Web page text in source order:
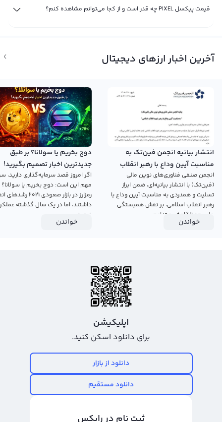
قیمت پیکسل PIXEL چه قدر است و از کجا می‌توانم مشاهده کنم؟
آخرین اخبار ارزهای دیجیتال
انتشار بیانیه انجمن فین‌تک به
مناسبت آیین وداع با رهبر انقلاب
اسلامی
انجمن صنفی فناوری‌های نوین مالی
(فین‌تک) با انتشار بیانیه‌ای، ضمن ابراز
تسلیت و همدردی به مناسبت آیین وداع با
رهبر انقلاب اسلامی، بر نقش همبستگی
ملی، حفظ آرامش و تداوم...
خواندن
دوج بخریم یا سولانا؟ بر طبق
جدیدترین اخبار تصمیم بگیرید!
اگر امروز قصد سرمایه‌گذاری دارید،
مهم این است: دوج بخریم یا
رمزارز در بازار صعودی ۲۰۲۱
داشتند، اما در یک سال گذشته
ضعیفی...
خواندن
اپلیکیشن
برای دانلود اسکن کنید.
دانلود از بازار
دانلود مستقیم
ثبت نام در رابکس